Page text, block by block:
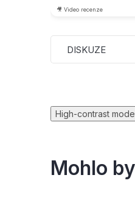
🎥 Video recenze
DISKUZE
High-contrast mode